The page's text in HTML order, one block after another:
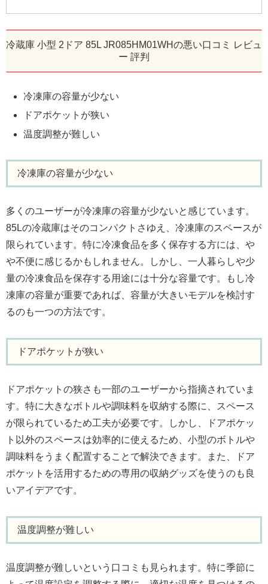
冷蔵庫 小型 2ドア 85L JR085HM01WHの悪い口コミ レビュ
ー 評判
冷凍庫の容量が少ない
ドアポケットが狭い
温度調整が難しい
冷凍庫の容量が少ない
多くのユーザーが冷凍庫の容量が少ないと感じています。
85Lの冷蔵庫はそのコンパクトさゆえ、冷凍庫のスペースが
限られています。特に冷凍食品を多く保存する方には、や
や不便に感じるかもしれません。しかし、一人暮らしや少
量の冷凍食品を保存する用途には十分な容量です。もし冷
凍庫の容量が重要であれば、容量が大きいモデルを検討す
るのも一つの方法です。
ドアポケットが狭い
ドアポケットの狭さも一部のユーザーから指摘されていま
す。特に大きなボトルや調味料を収納する際に、スペース
が限られているため工夫が必要です。しかし、ドアポケッ
ト以外のスペースは効率的に使えるため、小型のボトルや
調味料をうまく配置することで解決できます。また、ドア
ポケットを活用するための専用の収納グッズを使うのも良
いアイデアです。
温度調整が難しい
温度調整が難しいという口コミも見られます。特に季節に